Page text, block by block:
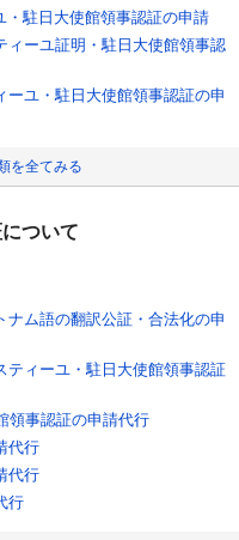
駐日大使館領事認証の申請
ィーユ証明・駐日大使館領事認
ユ・駐日大使館領事認証の申
を全てみる
ついて
ム語の翻訳公証・合法化の申
ティーユ・駐日大使館領事認証
領事認証の申請代行
代行
代行
行